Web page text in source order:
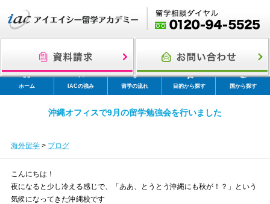
ホーム IACの強み 留学の流れ 目的から探す 国から探す
沖縄オフィスで9月の留学勉強会を行いました
海外留学> ブログ
こんにちは！
夜になると少し冷える感じで、「ああ、とうとう沖縄にも秋が！？」という
気候になってきた沖縄校です